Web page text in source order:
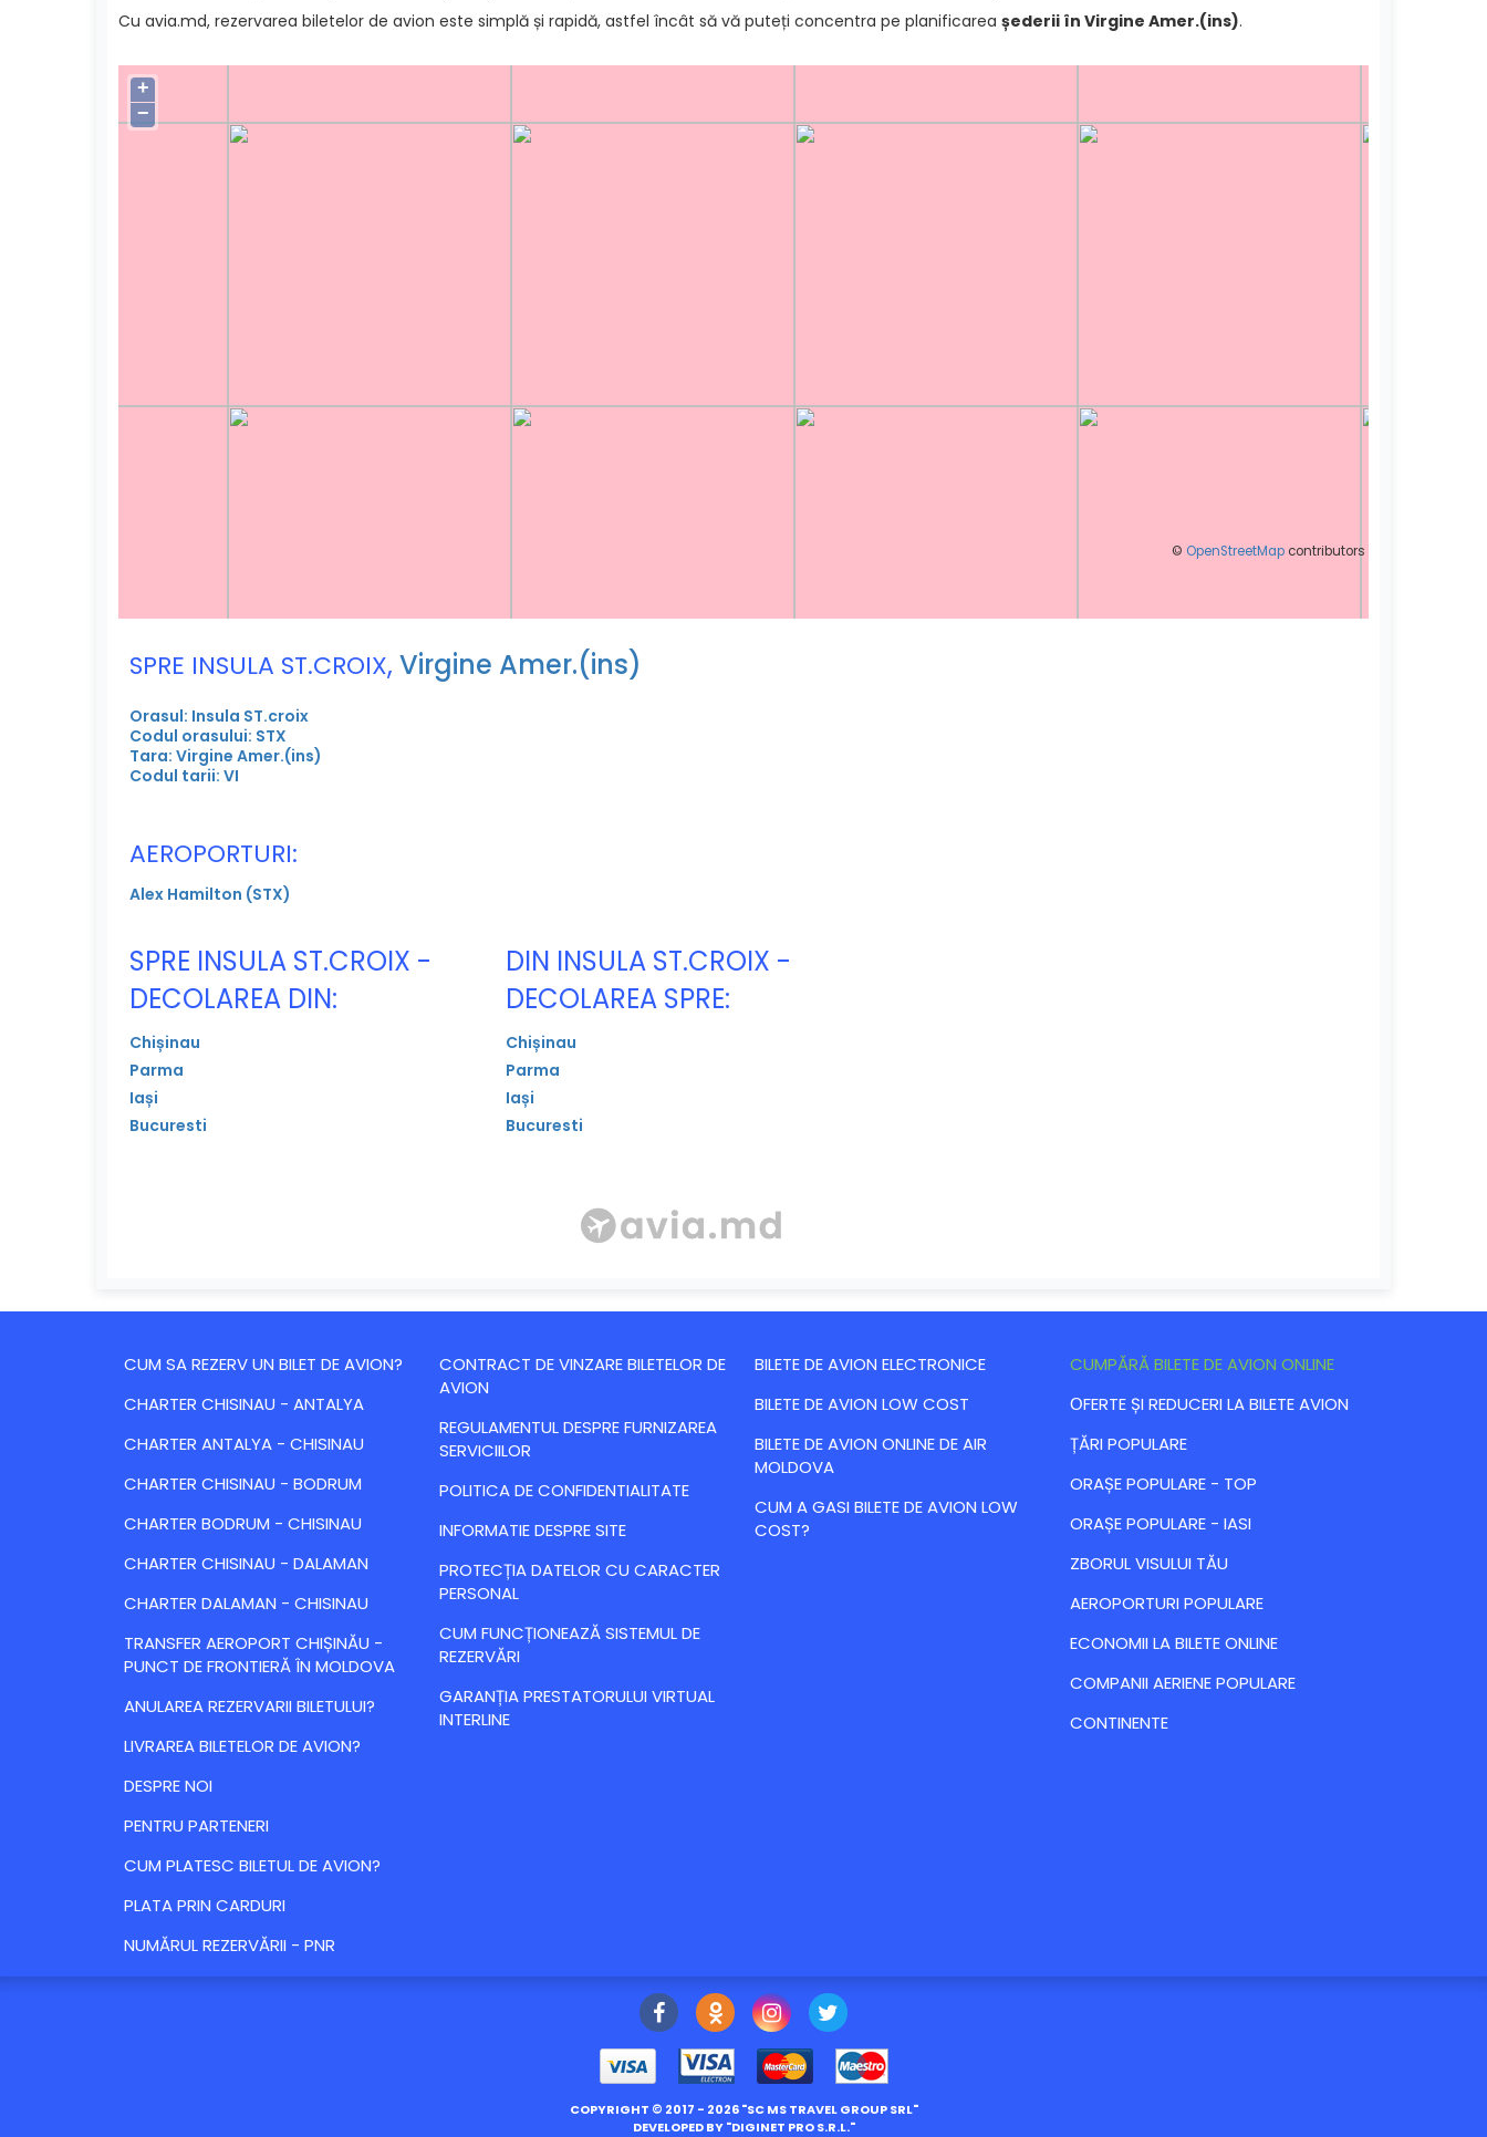
Cu avia.md, rezervarea biletelor de avion este simplă și rapidă, astfel încât să vă puteți concentra pe planificarea șederii în Virgine Amer.(ins).
+
−
© OpenStreetMap contributors
SPRE INSULA ST.CROIX, Virgine Amer.(ins)
Orasul: Insula ST.croix
Codul orasului: STX
Tara: Virgine Amer.(ins)
Codul tarii: VI
AEROPORTURI:
Alex Hamilton (STX)
SPRE INSULA ST.CROIX -
DECOLAREA DIN:
Chișinau
Parma
Iași
Bucuresti
DIN INSULA ST.CROIX -
DECOLAREA SPRE:
Chișinau
Parma
Iași
Bucuresti
CUM SA REZERV UN BILET DE AVION?
CHARTER CHISINAU - ANTALYA
CHARTER ANTALYA - CHISINAU
CHARTER CHISINAU - BODRUM
CHARTER BODRUM - CHISINAU
CHARTER CHISINAU - DALAMAN
CHARTER DALAMAN - CHISINAU
TRANSFER AEROPORT CHIȘINĂU -
PUNCT DE FRONTIERĂ ÎN MOLDOVA
ANULAREA REZERVARII BILETULUI?
LIVRAREA BILETELOR DE AVION?
DESPRE NOI
PENTRU PARTENERI
CUM PLATESC BILETUL DE AVION?
PLATA PRIN CARDURI
NUMĂRUL REZERVĂRII - PNR
CONTRACT DE VINZARE BILETELOR DE
AVION
REGULAMENTUL DESPRE FURNIZAREA
SERVICIILOR
POLITICA DE CONFIDENTIALITATE
INFORMATIE DESPRE SITE
PROTECȚIA DATELOR CU CARACTER
PERSONAL
CUM FUNCȚIONEAZĂ SISTEMUL DE
REZERVĂRI
GARANȚIA PRESTATORULUI VIRTUAL
INTERLINE
BILETE DE AVION ELECTRONICE
BILETE DE AVION LOW COST
BILETE DE AVION ONLINE DE AIR
MOLDOVA
CUM A GASI BILETE DE AVION LOW
COST?
CUMPĂRĂ BILETE DE AVION ONLINE
ОFERTE ȘI REDUCERI LA BILETE AVION
ȚĂRI POPULARE
ORAȘE POPULARE - TOP
ORAȘE POPULARE - IASI
ZBORUL VISULUI TĂU
AEROPORTURI POPULARE
ECONOMII LA BILETE ONLINE
COMPANII AERIENE POPULARE
CONTINENTE
COPYRIGHT © 2017 - 2026 "SC MS TRAVEL GROUP SRL"
DEVELOPED BY "DIGINET PRO S.R.L."